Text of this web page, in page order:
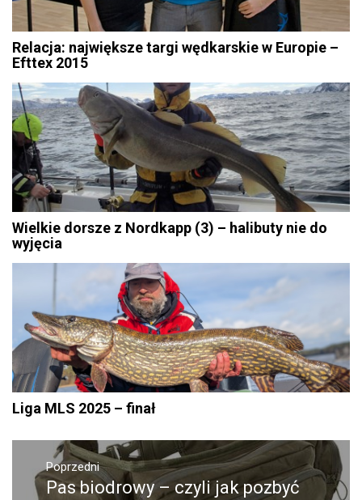
Relacja: największe targi wędkarskie w Europie –
Efttex 2015
Wielkie dorsze z Nordkapp (3) – halibuty nie do
wyjęcia
Liga MLS 2025 – finał
Nawigacja
wpisuPoprzedni
Poprzedni
Pas biodrowy – czyli jak pozbyć